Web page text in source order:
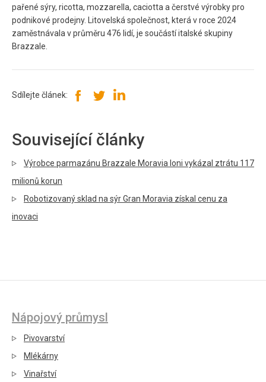
pařené sýry, ricotta, mozzarella, caciotta a čerstvé výrobky pro
podnikové prodejny. Litovelská společnost, která v roce 2024
zaměstnávala v průměru 476 lidí, je součástí italské skupiny
Brazzale.
Sdílejte článek:
Související články
Výrobce parmazánu Brazzale Moravia loni vykázal ztrátu 117
milionů korun
Robotizovaný sklad na sýr Gran Moravia získal cenu za
inovaci
Nápojový průmysl
Pivovarství
Mlékárny
Vinařství